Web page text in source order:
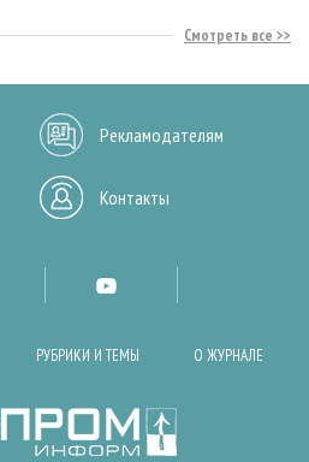
Смотреть все
Рекламодателям
Контакты
РУБРИКИ И ТЕМЫ О ЖУРНАЛЕ